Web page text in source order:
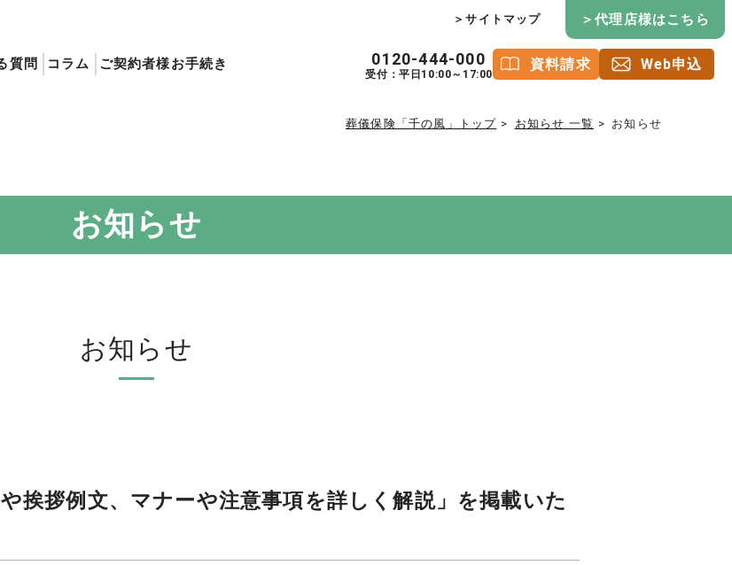
質問 コラム ご契約者様お手続き
＞サイトマップ ＞代理店様はこちら
0120-444-000
受付：平日10:00～17:00
資料請求 Web申込
葬儀保険「千の風」トップ お知らせ 一覧 お知らせ
お知らせ
お知らせ
挨拶例文、マナーや注意事項を詳しく解説」を掲載いた